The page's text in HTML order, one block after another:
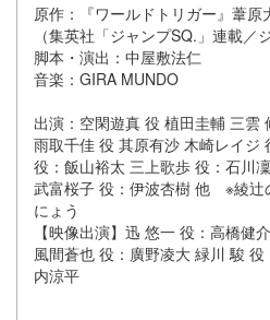
原作：『ワールドトリガー』葦原
（集英社「ジャンプSQ.」連載／
脚本・演出：中屋敷法仁
音楽：GIRA MUNDO
出演：空閑遊真 役 植田圭輔 三雲
雨取千佳 役 其原有沙 木崎レイジ
役：飯山裕太 三上歌歩 役：石川
武富桜子 役：伊波杏樹 他 ※綾辻
にょう
【映像出演】迅 悠一 役：高橋健
風間蒼也 役：廣野凌大 緑川 駿
内涼平